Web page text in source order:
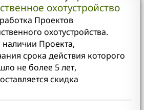
охотустройство
Проектов
охотустройства.
Проекта,
срока действия которого
не более 5 лет,
скидка